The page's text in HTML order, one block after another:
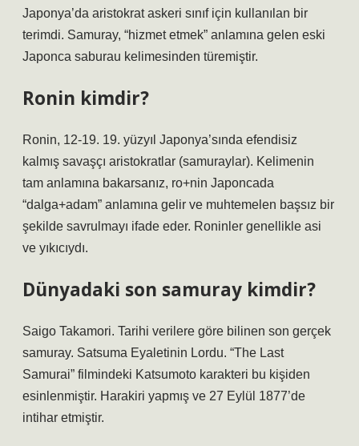
Japonya’da aristokrat askeri sınıf için kullanılan bir
terimdi. Samuray, “hizmet etmek” anlamına gelen eski
Japonca saburau kelimesinden türemiştir.
Ronin kimdir?
Ronin, 12-19. 19. yüzyıl Japonya’sında efendisiz
kalmış savaşçı aristokratlar (samuraylar). Kelimenin
tam anlamına bakarsanız, ro+nin Japoncada
“dalga+adam” anlamına gelir ve muhtemelen başsız bir
şekilde savrulmayı ifade eder. Roninler genellikle asi
ve yıkıcıydı.
Dünyadaki son samuray kimdir?
Saigo Takamori. Tarihi verilere göre bilinen son gerçek
samuray. Satsuma Eyaletinin Lordu. “The Last
Samurai” filmindeki Katsumoto karakteri bu kişiden
esinlenmiştir. Harakiri yapmış ve 27 Eylül 1877’de
intihar etmiştir.